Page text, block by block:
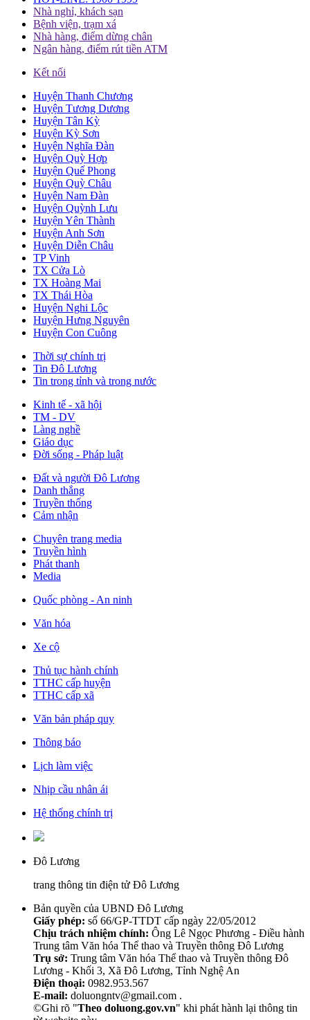
Nhà nghỉ, khách sạn
Bệnh viện, trạm xá
Nhà hàng, điểm dừng chân
Ngân hàng, điểm rút tiền ATM
Kết nối
Huyện Thanh Chương
Huyện Tương Dương
Huyện Tân Kỳ
Huyện Kỳ Sơn
Huyện Nghĩa Đàn
Huyện Quỳ Hợp
Huyện Quế Phong
Huyện Quỳ Châu
Huyện Nam Đàn
Huyện Quỳnh Lưu
Huyện Yên Thành
Huyện Anh Sơn
Huyện Diễn Châu
TP Vinh
TX Cửa Lò
TX Hoàng Mai
TX Thái Hòa
Huyện Nghi Lộc
Huyện Hưng Nguyên
Huyện Con Cuông
Thời sự chính trị
Tin Đô Lương
Tin trong tỉnh và trong nước
Kinh tế - xã hội
TM - DV
Làng nghề
Giáo dục
Đời sống - Pháp luật
Đất và người Đô Lương
Danh thắng
Truyền thống
Cảm nhận
Chuyên trang media
Truyền hình
Phát thanh
Media
Quốc phòng - An ninh
Văn hóa
Xe cộ
Thủ tục hành chính
TTHC cấp huyện
TTHC cấp xã
Văn bản pháp quy
Thông báo
Lịch làm việc
Nhịp cầu nhân ái
Hệ thống chính trị
Đô Lương
trang thông tin điện tử Đô Lương
Bản quyền của UBND Đô Lương
Giấy phép: số 66/GP-TTDT cấp ngày 22/05/2012
Chịu trách nhiệm chính: Ông Lê Ngọc Phương - Điều hành
Trung tâm Văn hóa Thể thao và Truyền thông Đô Lương
Trụ sở: Trung tâm Văn hóa Thể thao và Truyền thông Đô
Lương - Khối 3, Xã Đô Lương, Tỉnh Nghệ An
Điện thoại: 0982.953.567
E-mail: doluongntv@gmail.com .
©Ghi rõ "Theo doluong.gov.vn" khi phát hành lại thông tin